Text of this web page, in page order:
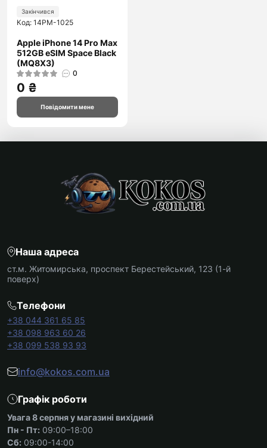
Закінчився
Код: 14PM-1025
Apple iPhone 14 Pro Max
512GB eSIM Space Black
(MQ8X3)
0
0 ₴
Повідомити мене
Наша адреса
ст.м. Житомирська, проспект Берестейський, 123 (1-й
поверх)
Телефони
+38 044 361 65 85
+38 098 963 60 26
+38 099 538 93 93
info@kokos.com.ua
Графік роботи
Увага 8 серпня у магазині вихідний
Пн - Пт: 09:00–18:00
Сб: 09:00-14:00